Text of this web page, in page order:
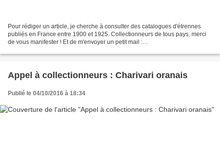
Pour rédiger un article, je cherche à consulter des catalogues d'étrennes
publiés en France entre 1900 et 1925. Collectionneurs de tous pays, merci
de vous manifester ! Et de m'envoyer un petit mail :
Appel à collectionneurs : Charivari oranais
Publié le 04/10/2016 à 18:34